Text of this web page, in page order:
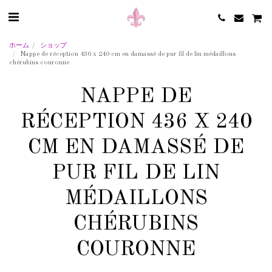
ホーム
ショップ
Nappe de réception 436 x 240 cm en damassé de pur fil de lin médaillons
chérubins couronne
NAPPE DE
RÉCEPTION 436 X 240
CM EN DAMASSÉ DE
PUR FIL DE LIN
MÉDAILLONS
CHÉRUBINS
COURONNE